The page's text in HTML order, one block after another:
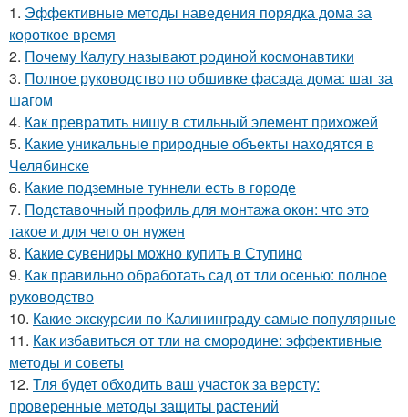
1. Эффективные методы наведения порядка дома за
короткое время
2. Почему Калугу называют родиной космонавтики
3. Полное руководство по обшивке фасада дома: шаг за
шагом
4. Как превратить нишу в стильный элемент прихожей
5. Какие уникальные природные объекты находятся в
Челябинске
6. Какие подземные туннели есть в городе
7. Подставочный профиль для монтажа окон: что это
такое и для чего он нужен
8. Какие сувениры можно купить в Ступино
9. Как правильно обработать сад от тли осенью: полное
руководство
10. Какие экскурсии по Калининграду самые популярные
11. Как избавиться от тли на смородине: эффективные
методы и советы
12. Тля будет обходить ваш участок за версту:
проверенные методы защиты растений